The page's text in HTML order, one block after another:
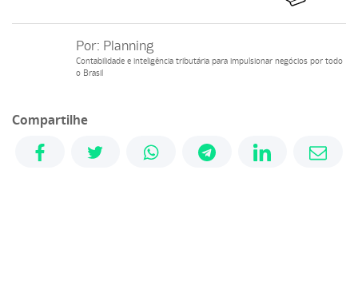
Por: Planning
Contabilidade e inteligência tributária para impulsionar negócios por todo
o Brasil
Compartilhe